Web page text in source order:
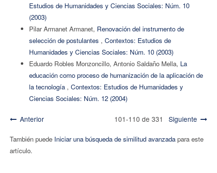
Estudios de Humanidades y Ciencias Sociales: Núm. 10
(2003)
Pilar Armanet Armanet, Renovación del instrumento de
selección de postulantes , Contextos: Estudios de
Humanidades y Ciencias Sociales: Núm. 10 (2003)
Eduardo Robles Monzoncillo, Antonio Saldaño Mella, La
educación como proceso de humanización de la aplicación de
la tecnología , Contextos: Estudios de Humanidades y
Ciencias Sociales: Núm. 12 (2004)
Anterior 101-110 de 331 Siguiente
También puede Iniciar una búsqueda de similitud avanzadapara este
artículo.